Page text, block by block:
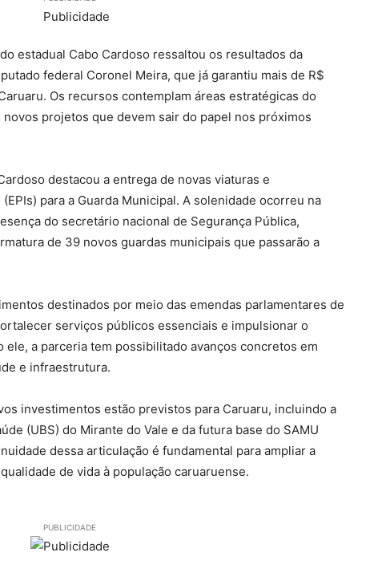
estadual Cabo Cardoso ressaltou os resultados da
federal Coronel Meira, que já garantiu mais de R$
Os recursos contemplam áreas estratégicas do
projetos que devem sair do papel nos próximos
destacou a entrega de novas viaturas e
para a Guarda Municipal. A solenidade ocorreu na
do secretário nacional de Segurança Pública,
de 39 novos guardas municipais que passarão a
destinados por meio das emendas parlamentares de
serviços públicos essenciais e impulsionar o
a parceria tem possibilitado avanços concretos em
e infraestrutura.
investimentos estão previstos para Caruaru, incluindo a
(UBS) do Mirante do Vale e da futura base do SAMU
dessa articulação é fundamental para ampliar a
de vida à população caruaruense.
PUBLICIDADE